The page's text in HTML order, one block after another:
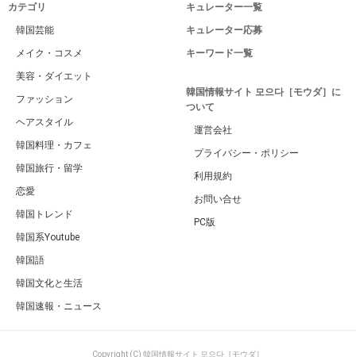
カテゴリ
韓国芸能
メイク・コスメ
美容・ダイエット
ファッション
ヘアスタイル
韓国料理・カフェ
韓国旅行・留学
恋愛
韓国トレンド
韓国系Youtube
韓国語
韓国文化と生活
韓国速報・ニュース
キュレーター一覧
キュレーター応募
キーワード一覧
韓国情報サイト 모으다［モウダ］に
ついて
運営会社
プライバシー・ポリシー
利用規約
お問い合せ
PC版
Copyright (C) 韓国情報サイト 모으다［モウダ］